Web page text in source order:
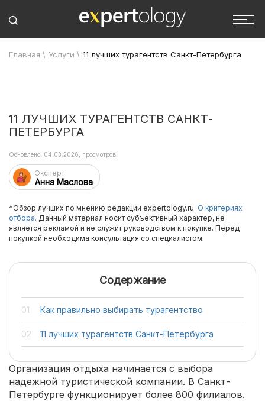
Главная \ Услуги \ 11 лучших турагентств Санкт-Петербурга
11 ЛУЧШИХ ТУРАГЕНТСТВ САНКТ-
ПЕТЕРБУРГА
Эксперт
Анна Маслова
Обновлено: 04.03.2026, просмотров:
*Обзор лучших по мнению редакции expertology.ru. О критериях
отбора. Данный материал носит субъективный характер, не
является рекламой и не служит руководством к покупке. Перед
покупкой необходима консультация со специалистом.
Содержание
Как правильно выбирать турагентство
11 лучших турагентств Санкт-Петербурга
Организация отдыха начинается с выбора
надежной туристической компании. В Санкт-
Петербурге функционирует более 800 филиалов.